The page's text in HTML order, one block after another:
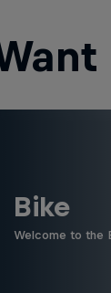
Bike
Welcome to the